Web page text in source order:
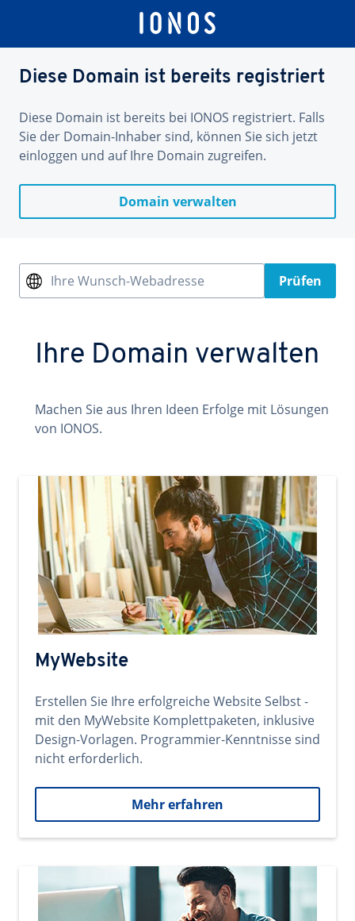
Diese Domain ist bereits registriert
Diese Domain ist bereits bei IONOS registriert. Falls
Sie der Domain-Inhaber sind, können Sie sich jetzt
einloggen und auf Ihre Domain zugreifen.
Domain verwalten
Ihre Wunsch-Webadresse Prüfen
Ihre Domain verwalten
Machen Sie aus Ihren Ideen Erfolge mit Lösungen
von IONOS.
MyWebsite
Erstellen Sie Ihre erfolgreiche Website Selbst -
mit den MyWebsite Komplettpaketen, inklusive
Design-Vorlagen. Programmier-Kenntnisse sind
nicht erforderlich.
Mehr erfahren